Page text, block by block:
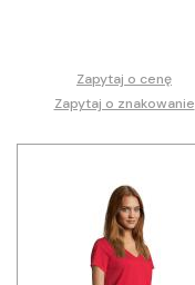
Zapytaj o cenę
Zapytaj o znakowanie